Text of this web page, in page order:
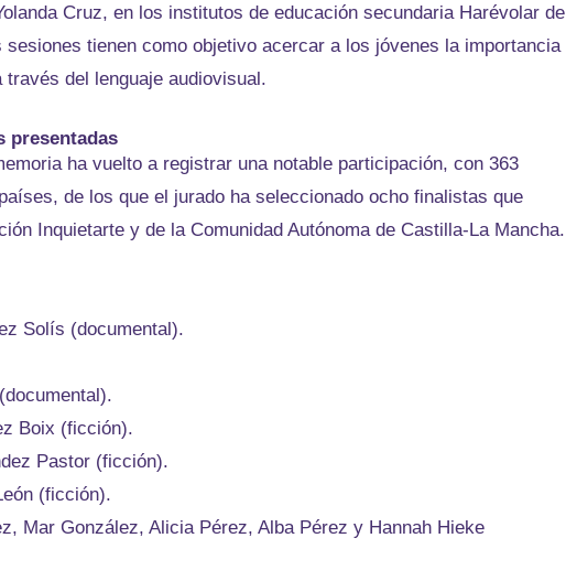
Cruz, en los institutos de educación secundaria Harévolar de
tienen como objetivo acercar a los jóvenes la importancia
del lenguaje audiovisual.
presentadas
ha vuelto a registrar una notable participación, con 363
de los que el jurado ha seleccionado ocho finalistas que
Inquietarte y de la Comunidad Autónoma de Castilla-La Mancha.
Solís (documental).
Boix (ficción).
Pastor (ficción).
(ficción).
Mar González, Alicia Pérez, Alba Pérez y Hannah Hieke